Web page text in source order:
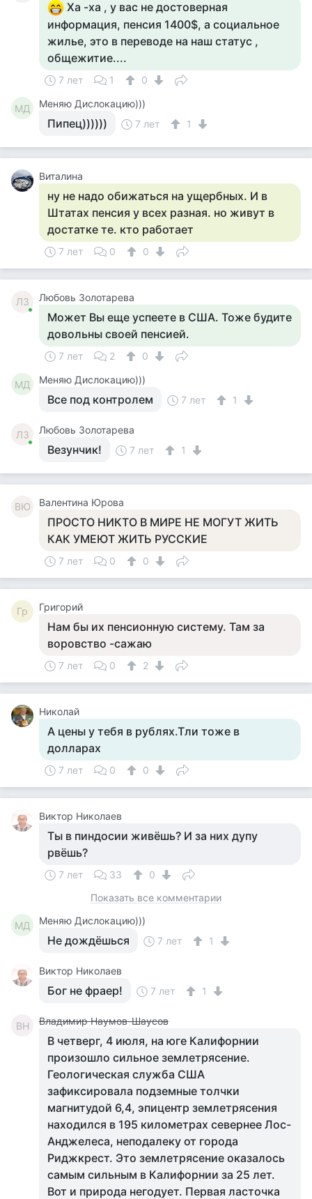
Ха -ха , у вас не достоверная
информация, пенсия 1400$, а социальное
жилье, это в переводе на наш статус ,
общежитие....
7 лет 1 0
МД Меняю Дислокацию)))
Пипец)))))) 7 лет 1
Виталина
ну не надо обижаться на ущербных. И в
Штатах пенсия у всех разная. но живут в
достатке те. кто работает
7 лет 0 0
ЛЗ Любовь Золотарева
Может Вы еще успеете в США. Тоже будите
довольны своей пенсией.
7 лет 2 0
МД Меняю Дислокацию)))
Все под контролем 7 лет 1
ЛЗ Любовь Золотарева
Везунчик! 7 лет 1
ВЮ Валентина Юрова
ПРОСТО НИКТО В МИРЕ НЕ МОГУТ ЖИТЬ
КАК УМЕЮТ ЖИТЬ РУССКИЕ
7 лет 0 0
Гр Григорий
Нам бы их пенсионную систему. Там за
воровство -сажаю
7 лет 0 2
Николай
А цены у тебя в рублях.Тли тоже в
долларах
7 лет 0 0
Виктор Николаев
Ты в пиндосии живёшь? И за них дупу
рвёшь?
7 лет 33
0
Показать все комментарии
МД Меняю Дислокацию)))
Не дождёшься 7 лет 1
Виктор Николаев
Бог не фраер! 7 лет 1
ВН Владимир Наумов-Шаусов
В четверг, 4 июля, на юге Калифорнии
произошло сильное землетрясение.
Геологическая служба США
зафиксировала подземные толчки
магнитудой 6,4, эпицентр землетрясения
находился в 195 километрах севернее Лос-
Анджелеса, неподалеку от города
Риджкрест. Это землетрясение оказалось
самым сильным в Калифорнии за 25 лет.
Вот и природа негодует. Первая ласточка